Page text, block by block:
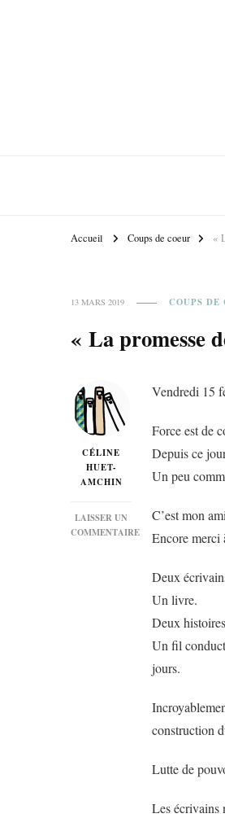
Accueil Coups de coeur «
13 MARS 2019 COUPS DE
« La promesse
CÉLINE
HUET-
AMCHIN
LAISSER UN
COMMENTAIRE
Vendredi 15
Force est de
Depuis ce
Un peu
C’est mon
Encore merci
Deux
Un livre.
Deux
Un fil
jours.
construction
Lutte de
Les écrivains